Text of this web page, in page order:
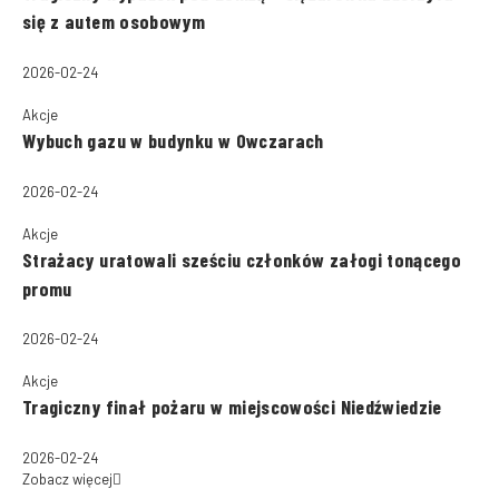
się z autem osobowym
2026-02-24
Akcje
Wybuch gazu w budynku w Owczarach
2026-02-24
Akcje
Strażacy uratowali sześciu członków załogi tonącego
promu
2026-02-24
Akcje
Tragiczny finał pożaru w miejscowości Niedźwiedzie
2026-02-24
Zobacz więcej